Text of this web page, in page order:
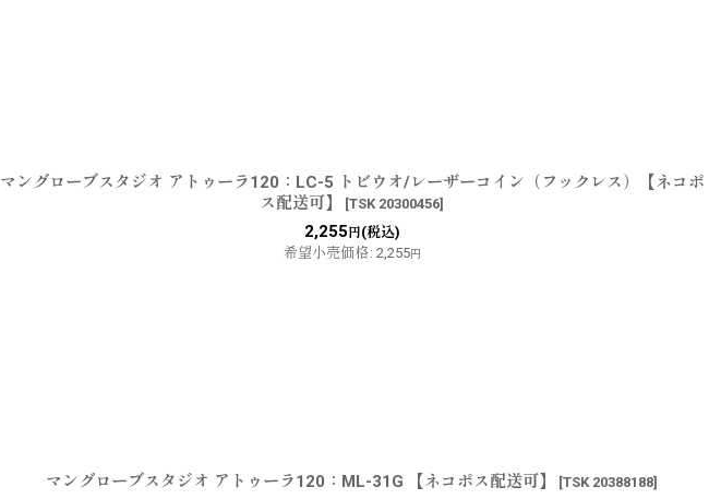
マングローブスタジオ アトゥーラ120：LC-5 トビウオ/レーザーコイン（フックレス）【ネコポ
ス配送可】
[TSK 20300456]
2,255 円(税込)
希望小売価格: 2,255円
マングローブスタジオ アトゥーラ120：ML-31G 【ネコポス配送可】 [TSK 20388188]